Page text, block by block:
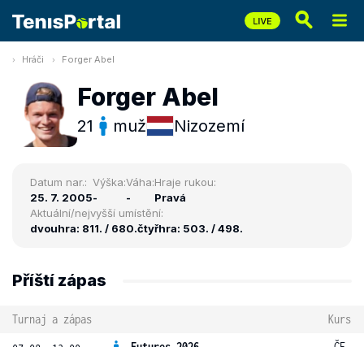
Hráči Forger Abel
Forger Abel
21 muž Nizozemí
Datum nar.:
25. 7. 2005
Výška:
-
Váha:
-
Hraje rukou:
Pravá
Aktuální/nejvyšší umístění:
dvouhra: 811. / 680.čtyřhra: 503. / 498.
Příští zápas
Turnaj a zápas Kurs